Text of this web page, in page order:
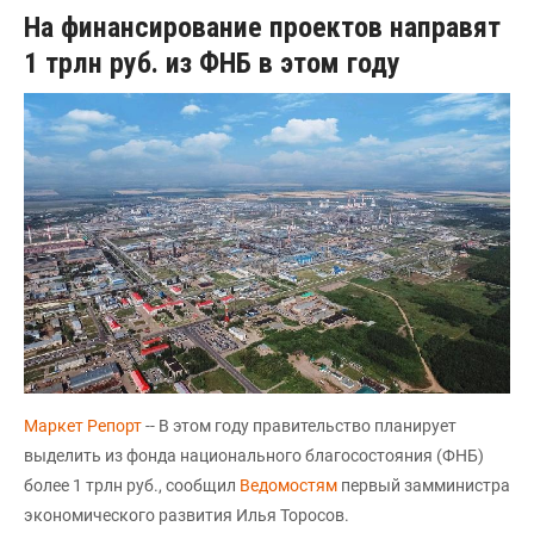
На финансирование проектов направят
1 трлн руб. из ФНБ в этом году
Маркет Репорт-- В этом году правительство планирует
выделить из фонда национального благосостояния (ФНБ)
более 1 трлн руб., сообщил Ведомостям первый замминистра
экономического развития Илья Торосов.